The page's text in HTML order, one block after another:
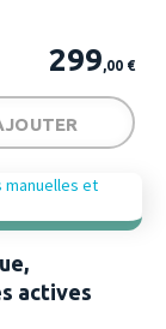
299,00 €
actives